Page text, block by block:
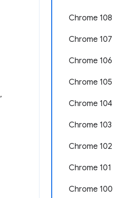
Chrome 108
Chrome 107
Chrome 106
Chrome 105
Chrome 104
Chrome 103
Chrome 102
Chrome 101
Chrome 100
,